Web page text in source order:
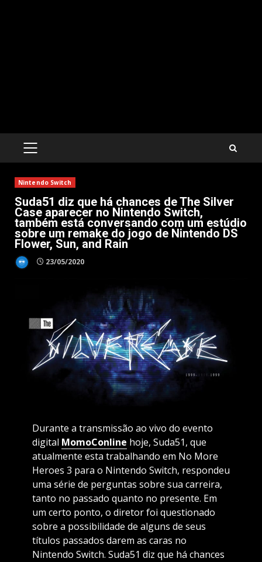
PRIMARY
Nintendo Switch
Suda51 diz que há chances de The Silver
Case aparecer no Nintendo Switch,
também está conversando com um estúdio
sobre um remake do jogo de Nintendo DS
Flower, Sun, and Rain
23/05/2020
Durante a transmissão ao vivo do evento
digital MomoConline hoje, Suda51, que
atualmente esta trabalhando em No More
Heroes 3 para o Nintendo Switch, respondeu
uma série de perguntas sobre sua carreira,
tanto no passado quanto no presente. Em
um certo ponto, o diretor foi questionado
sobre a possibilidade de alguns de seus
títulos passados darem as caras no
Nintendo Switch. Suda51 diz que há chances